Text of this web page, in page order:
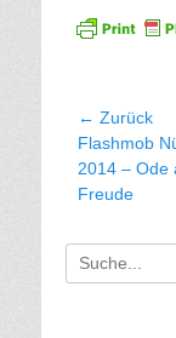
← Zurück
Beitrag:
Flashmob
2014 – Ode
Freude
Suche
für: